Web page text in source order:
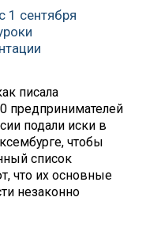
1 сентября
писала
предпринимателей
подали иски в
чтобы
список
что их основные
незаконно